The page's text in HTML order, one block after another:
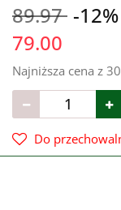
89.97 -12%
79.00
Najniższa cena z
Do